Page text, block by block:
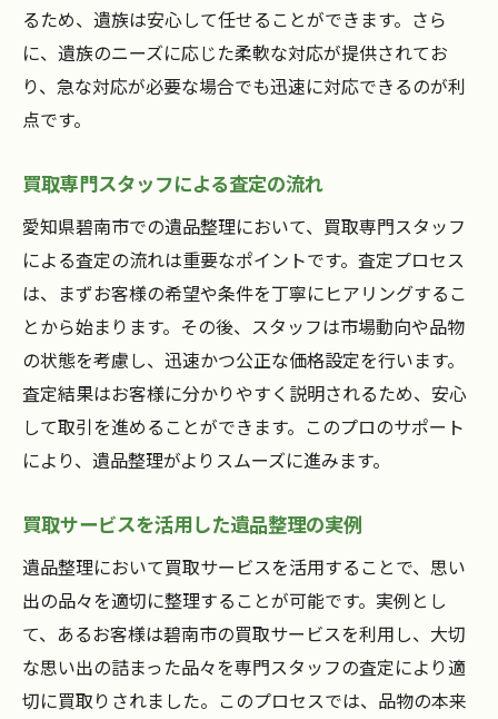
るため、遺族は安心して任せることができます。さら
に、遺族のニーズに応じた柔軟な対応が提供されてお
り、急な対応が必要な場合でも迅速に対応できるのが利
点です。
買取専門スタッフによる査定の流れ
愛知県碧南市での遺品整理において、買取専門スタッフ
による査定の流れは重要なポイントです。査定プロセス
は、まずお客様の希望や条件を丁寧にヒアリングするこ
とから始まります。その後、スタッフは市場動向や品物
の状態を考慮し、迅速かつ公正な価格設定を行います。
査定結果はお客様に分かりやすく説明されるため、安心
して取引を進めることができます。このプロのサポート
により、遺品整理がよりスムーズに進みます。
買取サービスを活用した遺品整理の実例
遺品整理において買取サービスを活用することで、思い
出の品々を適切に整理することが可能です。実例とし
て、あるお客様は碧南市の買取サービスを利用し、大切
な思い出の詰まった品々を専門スタッフの査定により適
切に買取りされました。このプロセスでは、品物の本来